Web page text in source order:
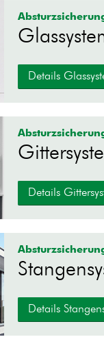
Details
Details
Details